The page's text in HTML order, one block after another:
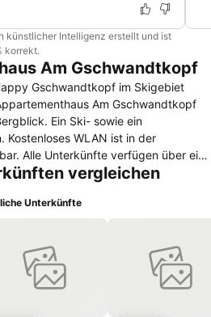
künstlicher Intelligenz erstellt und ist
korrekt.
Am Gschwandtkopf
Gschwandtkopf im Skigebiet
Am Gschwandtkopf
Ein Ski- sowie ein
Kostenloses WLAN ist in der
Alle Unterkünfte verfügen über eine
und einen Wohnbereich mit
Brötchenservice ist gegen Aufpreis
Die Skibushaltestelle ist 20 m
100 m von der Unterkunft entfernt.
Olympiaregion Seefeld, die die
vergleichen
Unterkünfte